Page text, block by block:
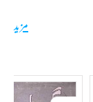
مزید